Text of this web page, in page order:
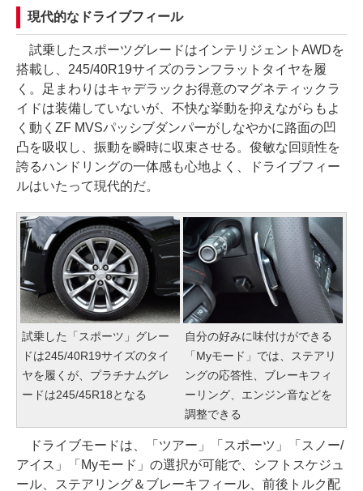
現代的なドライブフィール
試乗したスポーツグレードはインテリジェントAWDを
搭載し、245/40R19サイズのランフラットタイヤを履
く。足まわりはキャデラックお得意のマグネティックラ
イドは装備していないが、不快な挙動を抑えながらもよ
く動くZF MVSパッシブダンパーがしなやかに路面の凹
凸を吸収し、振動を瞬時に収束させる。俊敏な回頭性を
誇るハンドリングの一体感も心地よく、ドライブフィー
ルはいたって現代的だ。
試乗した「スポーツ」グレー
ドは245/40R19サイズのタイ
ヤを履くが、プラチナムグレ
ードは245/45R18となる
自分の好みに味付けができる
「Myモード」では、ステアリ
ングの応答性、ブレーキフィ
ーリング、エンジン音などを
調整できる
ドライブモードは、「ツアー」「スポーツ」「スノー/
アイス」「Myモード」の選択が可能で、シフトスケジュ
ール、ステアリング＆ブレーキフィール、前後トルク配